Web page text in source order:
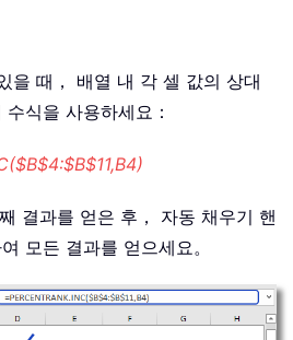
을 때， 배열 내 각 셀 값의 상대
식을 사용하세요：
결과를 얻은 후， 자동 채우기 핸
모든 결과를 얻으세요。